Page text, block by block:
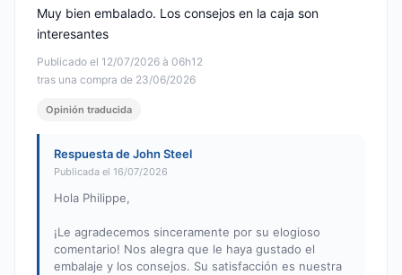
Publicado el 12/07/2026 à 06h12
tras una compra de 23/06/2026
Muy bien embalado. Los consejos en la caja son
interesantes
Opinión traducida
Respuesta de John Steel
Publicada el 16/07/2026
Hola Philippe,
¡Le agradecemos sinceramente por su elogioso
comentario! Nos alegra que le haya gustado el
embalaje y los consejos. Su satisfacción es nuestra